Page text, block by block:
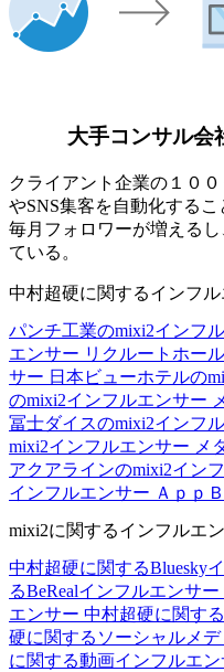
大手コンサル会
クライアント企業の１０
やSNS集客を自動化する
毎月フォロワーが増える
ている。
中村超硬に関するインフ
パンチ工業のmixi2インフ
エンサー リクルートホー
サー 日本ビューホテルの
のmixi2インフルエンサー
冨士ダイスのmixi2インフ
mixi2インフルエンサー メ
アクアラインのmixi2イン
インフルエンサー Ａｐｐ
mixi2に関するインフルエ
中村超硬に関するBluesky
るBeRealインフルエンサー
エンサー 中村超硬に関す
硬に関するソーシャルメ
に関する動画インフルエン